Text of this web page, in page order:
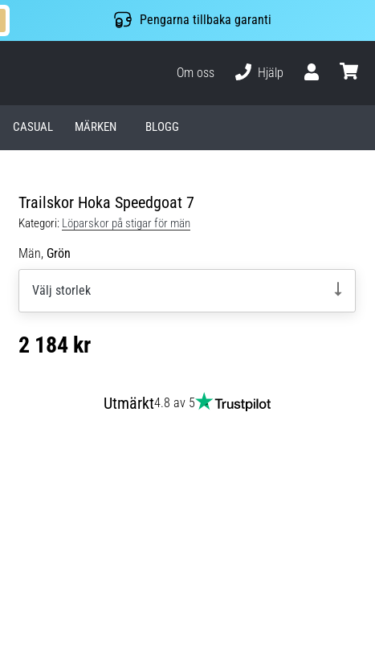
Pengarna tillbaka garanti
Om oss
Hjälp
CASUAL MÄRKEN BLOGG
Trailskor Hoka Speedgoat 7
Kategori: Löparskor på stigar för män
Män, Grön
Välj storlek
2 184 kr
Utmärkt4.8 av 5